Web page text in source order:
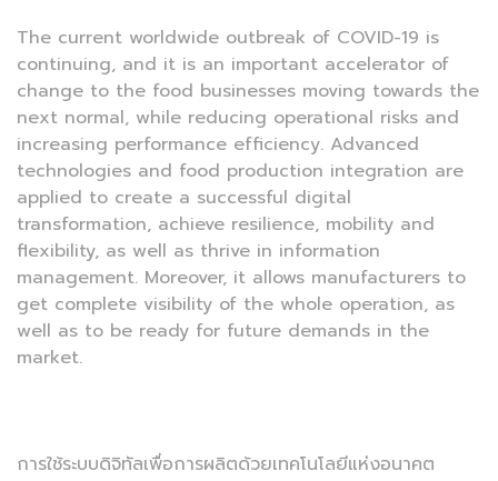
The current worldwide outbreak of COVID-19 is
continuing, and it is an important accelerator of
change to the food businesses moving towards the
next normal, while reducing operational risks and
increasing performance efficiency. Advanced
technologies and food production integration are
applied to create a successful digital
transformation, achieve resilience, mobility and
flexibility, as well as thrive in information
management. Moreover, it allows manufacturers to
get complete visibility of the whole operation, as
well as to be ready for future demands in the
market.
การใช้ระบบดิจิทัลเพื่อการผลิตด้วยเทคโนโลยีแห่งอนาคต